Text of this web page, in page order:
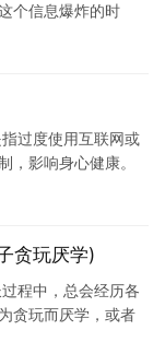
个信息爆炸的时
过度使用互联网或
，影响身心健康。
贪玩厌学)
程中，总会经历各
贪玩而厌学，或者